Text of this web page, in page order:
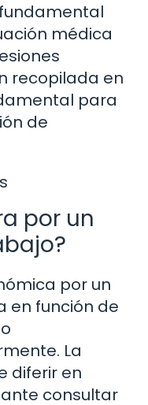
médica
recopilada en
para
de
por un
por un
en función de
La
diferir en
consultar